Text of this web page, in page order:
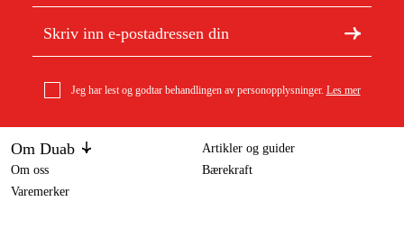
Jeg har lest og godtar behandlingen av personopplysninger. Les mer
Om Duab
Om oss
Varemerker
Artikler og guider
Bærekraft